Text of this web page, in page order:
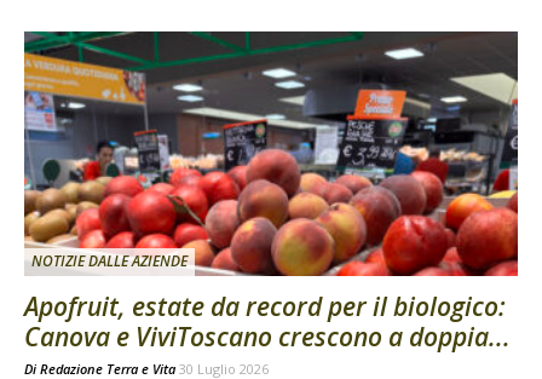
NOTIZIE DALLE AZIENDE
Apofruit, estate da record per il biologico:
Canova e ViviToscano crescono a doppia...
Di Redazione Terra e Vita 30 Luglio 2026